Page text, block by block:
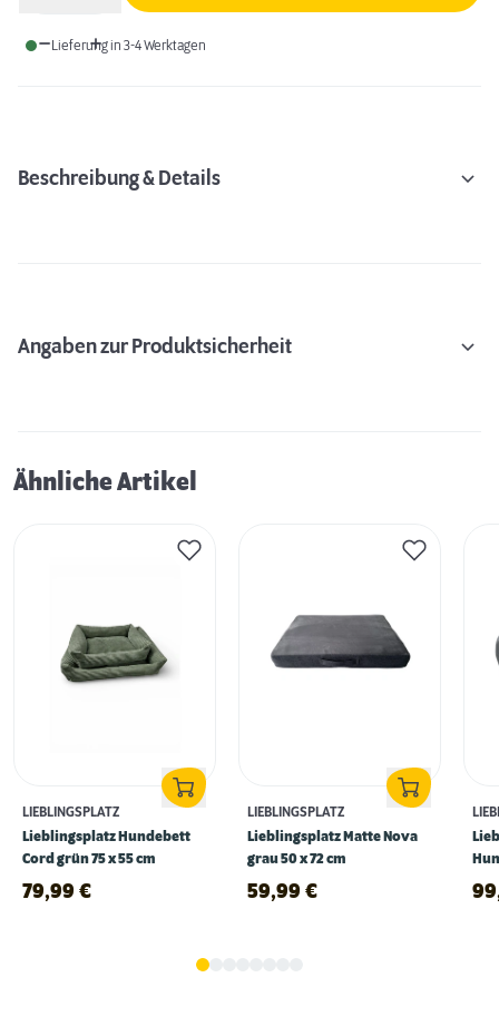
Lieferung in 3-4 Werktagen
Beschreibung & Details
Angaben zur Produktsicherheit
Ähnliche Artikel
LIEBLINGSPLATZ
Lieblingsplatz Hundebett
Cord grün 75 x 55 cm
79,99 €
LIEBLINGSPLATZ
Lieblingsplatz Matte Nova
grau 50 x 72 cm
59,99 €
60